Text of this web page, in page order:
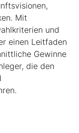
Mit
und
einen Leit­faden
Gewinne
die den